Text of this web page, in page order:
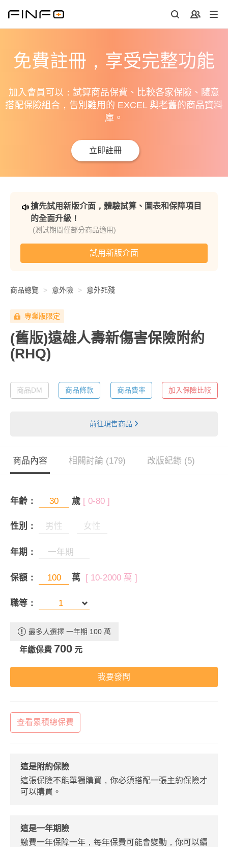
免費註冊，享受完整功能
加入會員可以：試算商品保費、比較各家保險、隨意
搭配保險組合，告別難用的 EXCEL 與老舊的商品資料
庫。
立即註冊
搶先試用新版介面，體驗試算、圖表和保障項目
的全面升級！
(測試期間僅部分商品適用)
試用新版介面
商品總覽 意外險 意外死殘
專業版限定
(舊版)遠雄人壽新傷害保險附約
(RHQ)
商品DM 商品條款 商品費率 加入保險比較
前往現售商品
商品內容 相關討論 (179) 改版紀錄 (5)
年齡： 歲 [ 0-80 ]
性別： 男性 女性
年期：
保額： 萬 [ 10-2000 萬 ]
職等：
最多人選擇 一年期 100 萬
年繳保費 700 元
我要發問
查看累積總保費
這是附約保險
這張保險不能單獨購買，你必須搭配一張主約保險才
可以購買。
這是一年期險
繳費一年保障一年，每年保費可能會變動，你可以續